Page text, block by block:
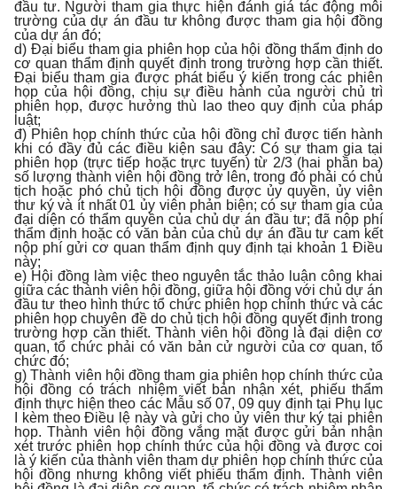
đầu tư. Người tham gia thực hiện đánh giá tác động môi
trường của dự án đầu tư không được tham gia hội đồng
của dự án đó;
d) Đại biểu tham gia phiên họp của hội đồng thẩm định do
cơ quan thẩm định quyết định trong trường hợp cần thiết.
Đại biểu tham gia được phát biểu ý kiến trong các phiên
họp của hội đồng, chịu sự điều hành của người chủ trì
phiên họp, được hưởng thù lao theo quy định của pháp
luật;
đ) Phiên họp chính thức của hội đồng chỉ được tiến hành
khi có đầy đủ các điều kiện sau đây: Có sự tham gia tại
phiên họp (trực tiếp hoặc trực tuyến) từ 2/3 (hai phần ba)
số lượng thành viên hội đồng trở lên, trong đó phải có chủ
tịch hoặc phó chủ tịch hội đồng được ủy quyền, ủy viên
thư ký và ít nhất 01 ủy viên phản biện; có sự tham gia của
đại diện có thẩm quyền của chủ dự án đầu tư; đã nộp phí
thẩm định hoặc có văn bản của chủ dự án đầu tư cam kết
nộp phí gửi cơ quan thẩm định quy định tại khoản 1 Điều
này;
e) Hội đồng làm việc theo nguyên tắc thảo luận công khai
giữa các thành viên hội đồng, giữa hội đồng với chủ dự án
đầu tư theo hình thức tổ chức phiên họp chính thức và các
phiên họp chuyên đề do chủ tịch hội đồng quyết định trong
trường hợp cần thiết. Thành viên hội đồng là đại diện cơ
quan, tổ chức phải có văn bản cử người của cơ quan, tổ
chức đó;
g) Thành viên hội đồng tham gia phiên họp chính thức của
hội đồng có trách nhiệm viết bản nhận xét, phiếu thẩm
định thực hiện theo các Mẫu số 07, 09 quy định tại Phụ lục
I kèm theo Điều lệ này và gửi cho ủy viên thư ký tại phiên
họp. Thành viên hội đồng vắng mặt được gửi bản nhận
xét trước phiên họp chính thức của hội đồng và được coi
là ý kiến của thành viên tham dự phiên họp chính thức của
hội đồng nhưng không viết phiếu thẩm định. Thành viên